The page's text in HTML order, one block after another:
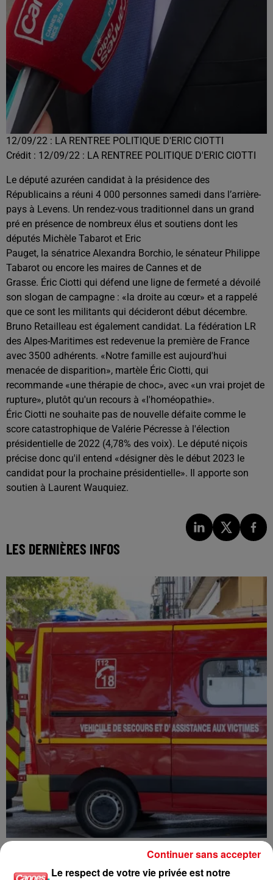
12/09/22 : LA RENTREE POLITIQUE D'ERIC CIOTTI
Crédit : 12/09/22 : LA RENTREE POLITIQUE D'ERIC CIOTTI
Le député azuréen candidat à la présidence des
Républicains a réuni 4 000 personnes samedi dans l’arrière-
pays à Levens. Un rendez-vous traditionnel dans un grand
pré en présence de nombreux élus et soutiens dont les
députés Michèle Tabarot et Eric
Pauget, la sénatrice Alexandra Borchio, le sénateur Philippe
Tabarot ou encore les maires de Cannes et de
Grasse. Éric Ciotti qui défend une ligne de fermeté a dévoilé
son slogan de campagne : «la droite au cœur» et a rappelé
que ce sont les militants qui décideront début décembre.
Bruno Retailleau est également candidat. La fédération LR
des Alpes-Maritimes est redevenue la première de France
avec 3500 adhérents. «Notre famille est aujourd'hui
menacée de disparition», martèle Éric Ciotti, qui
recommande «une thérapie de choc», avec «un vrai projet de
rupture», plutôt qu'un recours à «l'homéopathie».
Éric Ciotti ne souhaite pas de nouvelle défaite comme le
score catastrophique de Valérie Pécresse à l'élection
présidentielle de 2022 (4,78% des voix). Le député niçois
précise donc qu'il entend «désigner dès le début 2023 le
candidat pour la prochaine présidentielle». Il apporte son
soutien à Laurent Wauquiez.
LES DERNIÈRES INFOS
Accident de parachute ascensionnel à Saint-Cyr-sur-Mer : un père
Le respect de votre vie privée est notre
Continuer sans accepter